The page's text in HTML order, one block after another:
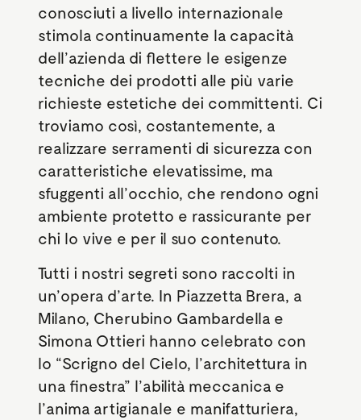
conosciuti a livello internazionale
stimola continuamente la capacità
dell’azienda di flettere le esigenze
tecniche dei prodotti alle più varie
richieste estetiche dei committenti. Ci
troviamo così, costantemente, a
realizzare serramenti di sicurezza con
caratteristiche elevatissime, ma
sfuggenti all’occhio, che rendono ogni
ambiente protetto e rassicurante per
chi lo vive e per il suo contenuto.
Tutti i nostri segreti sono raccolti in
un’opera d’arte. In Piazzetta Brera, a
Milano, Cherubino Gambardella e
Simona Ottieri hanno celebrato con
lo “Scrigno del Cielo, l’architettura in
una finestra” l’abilità meccanica e
l’anima artigianale e manifatturiera,